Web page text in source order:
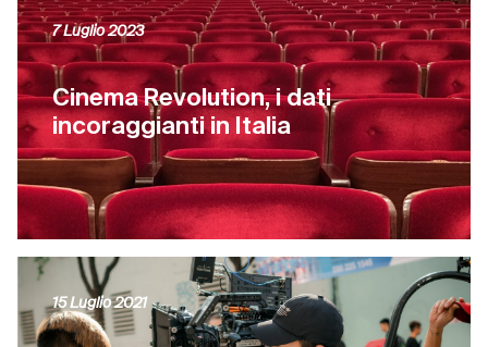
Cinema Revolution, i dati
incoraggianti in Italia
7 Luglio 2023
15 Luglio 2021